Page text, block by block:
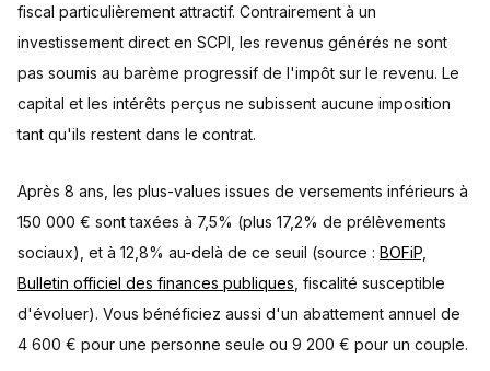
fiscal particulièrement attractif. Contrairement à un
investissement direct en SCPI, les revenus générés ne sont
pas soumis au barème progressif de l'impôt sur le revenu. Le
capital et les intérêts perçus ne subissent aucune imposition
tant qu'ils restent dans le contrat.
Après 8 ans, les plus-values issues de versements inférieurs à
150 000 € sont taxées à 7,5% (plus 17,2% de prélèvements
sociaux), et à 12,8% au-delà de ce seuil (source : BOFiP,
Bulletin officiel des finances publiques , fiscalité susceptible
d'évoluer). Vous bénéficiez aussi d'un abattement annuel de
4 600 € pour une personne seule ou 9 200 € pour un couple.